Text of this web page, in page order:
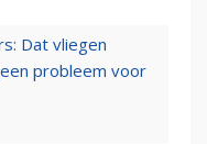
Dat vliegen
probleem voor